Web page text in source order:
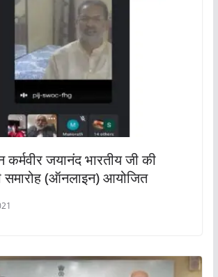
कर्मवीर जयानंद भारतीय जी की
समारोह (ऑनलाइन) आयोजित